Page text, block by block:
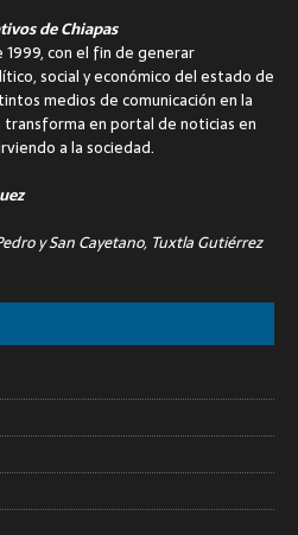
de Chiapas
con el fin de generar
social y económico del estado de
medios de comunicación en la
en portal de noticias en
a la sociedad.
y San Cayetano, Tuxtla Gutiérrez